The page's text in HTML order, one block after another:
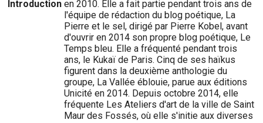
Introduction en 2010. Elle a fait partie pendant trois ans de
l'équipe de rédaction du blog poétique, La
Pierre et le sel, dirigé par Pierre Kobel, avant
d'ouvrir en 2014 son propre blog poétique, Le
Temps bleu. Elle a fréquenté pendant trois
ans, le Kukaï de Paris. Cinq de ses haïkus
figurent dans la deuxième anthologie du
groupe, La Vallée éblouie, parue aux éditions
Unicité en 2014. Depuis octobre 2014, elle
fréquente Les Ateliers d'art de la ville de Saint
Maur des Fossés, où elle s'initie aux diverses